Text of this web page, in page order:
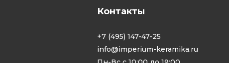
Контакты
+7 (495) 147-47-25
info@imperium-keramika.ru